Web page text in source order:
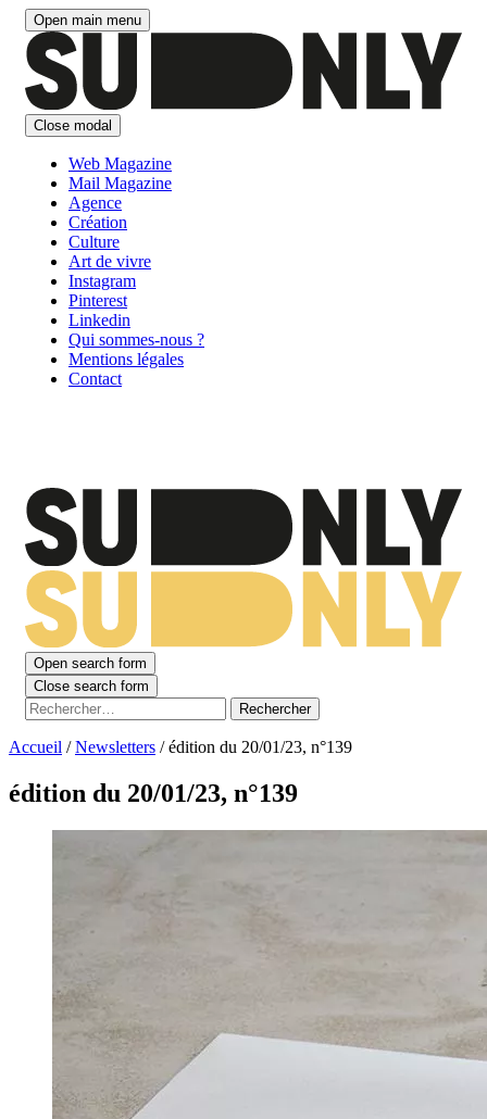
Aller
contenu
Open main menu
Close modal
Web Magazine
Mail Magazine
Agence
Création
Culture
Art de vivre
Instagram
Pinterest
Linkedin
Qui sommes-nous ?
Mentions légales
Contact
Open search form
Close search form
Rechercher :
Accueil /Newsletters /édition du 20/01/23, n°139
édition du 20/01/23, n°139